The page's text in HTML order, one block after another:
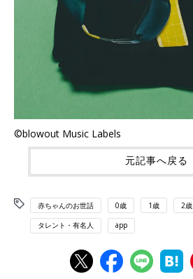
©blowout Music Labels
元記事へ戻る
赤ちゃんのお世話 0歳 1歳 2歳
タレント・有名人 app